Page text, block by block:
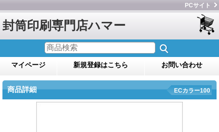
PCサイト
封筒印刷専門店ハマー
マイページ 新規登録はこちら お問い合わせ
商品詳細 ECカラー100